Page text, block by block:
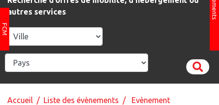
FCM
autres services
Accueil / Liste des évènements / Evènement